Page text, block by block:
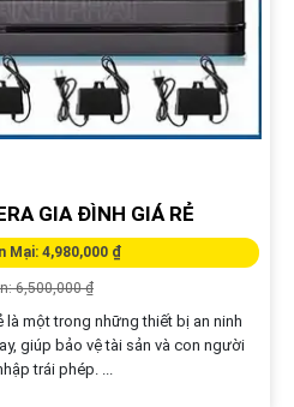
GIA ĐÌNH GIÁ RẺ
Mại: 4,980,000 ₫
6,500,000 ₫
một trong những thiết bị an ninh
giúp bảo vệ tài sản và con người
trái phép. ...